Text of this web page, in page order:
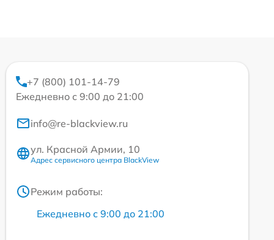
+7 (800) 101-14-79
Ежедневно с 9:00 до 21:00
info@re-blackview.ru
ул. Красной Армии, 10
Адрес сервисного центра BlackView
Режим работы:
Ежедневно с 9:00 до 21:00